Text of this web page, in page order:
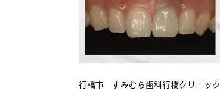
行橋市 すみむら歯科行橋クリニック